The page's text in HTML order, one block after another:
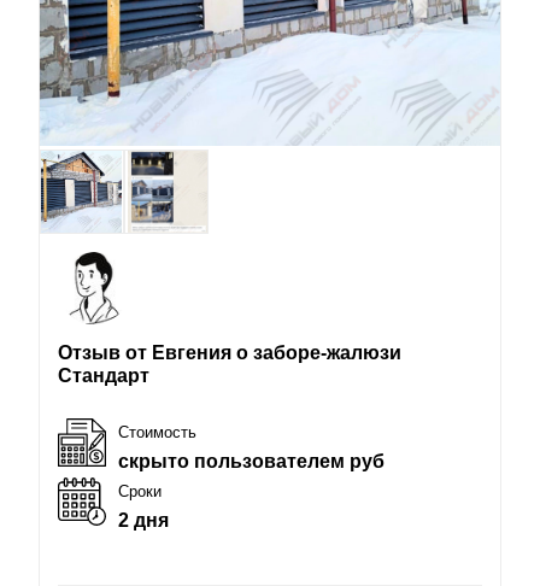
Отзыв от Евгения о заборе-жалюзи
Стандарт
Стоимость
скрыто пользователем руб
Сроки
2 дня